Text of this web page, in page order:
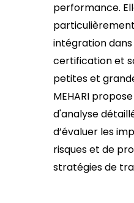
performance.
intégration
certification et
petites et
MEHARI
d'analyse
d’évaluer les
risques et de
stratégies de